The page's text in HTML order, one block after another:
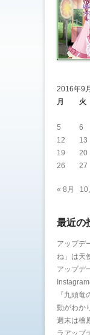
2016年9月
月
火
5
6
12
13
19
20
26
27
« 8月 10
最近の
アップデ
ね」は天
アップデ
『九頭
動がわか
週末は檜
ラアップ